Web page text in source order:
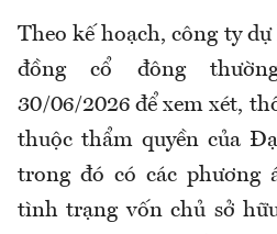
Theo kế hoạch, công ty
đồng cổ đông
30/06/2026 để xem xét,
thuộc thẩm quyền của
trong đó có các phương
tình trạng vốn chủ sở